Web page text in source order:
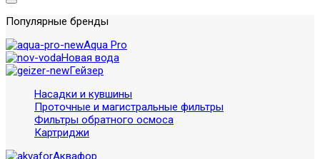
Популярные бренды
Aqua Pro
Новая вода
Гейзер
Насадки и кувшины
Проточные и магистральные фильтры
Фильтры обратного осмоса
Картриджи
Аквафор